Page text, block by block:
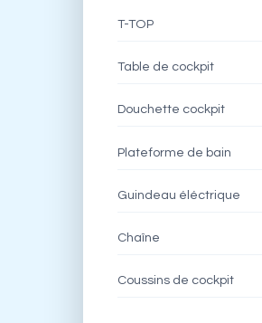
T-TOP
Table de cockpit
Douchette cockpit
Plateforme de bain
Guindeau éléctrique
Chaîne
Coussins de cockpit